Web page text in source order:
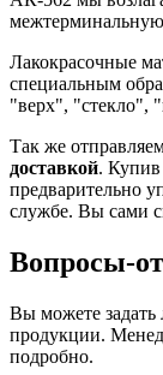
межтерминальную
Лакокрасочные
специальным
"верх", "стекло",
Так же
доставкой. Купив
предварительно
службе. Вы сами
Вопросы-
Вы можете задать
продукции.
подробно.